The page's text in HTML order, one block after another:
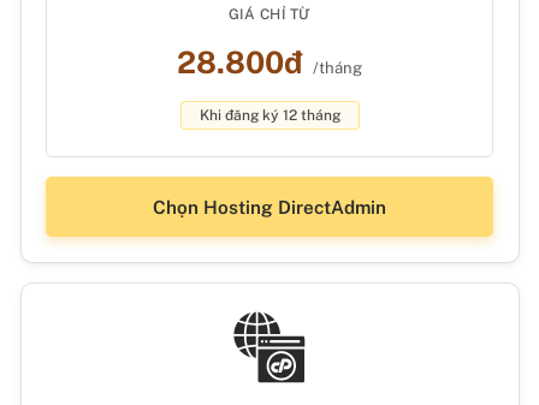
GIÁ CHỈ TỪ
28.800đ /tháng
Khi đăng ký 12 tháng
Chọn Hosting DirectAdmin